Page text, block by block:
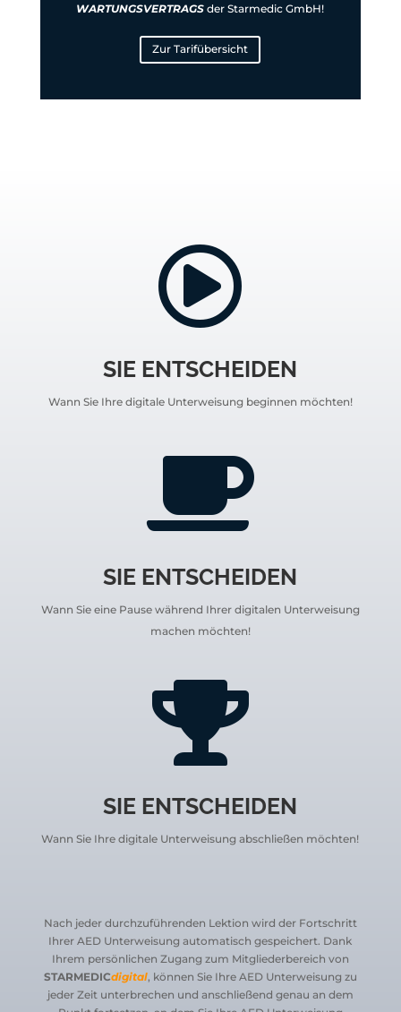
WARTUNGSVERTRAGS der Starmedic GmbH!
Zur Tarifübersicht

SIE ENTSCHEIDEN
Wann Sie Ihre digitale Unterweisung beginnen möchten!

SIE ENTSCHEIDEN
Wann Sie eine Pause während Ihrer digitalen Unterweisung
machen möchten!

SIE ENTSCHEIDEN
Wann Sie Ihre digitale Unterweisung abschließen möchten!
Nach jeder durchzuführenden Lektion wird der Fortschritt
Ihrer AED Unterweisung automatisch gespeichert. Dank
Ihrem persönlichen Zugang zum Mitgliederbereich von
STARMEDICdigital, können Sie Ihre AED Unterweisung zu
jeder Zeit unterbrechen und anschließend genau an dem